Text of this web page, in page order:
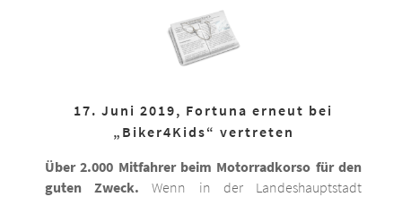
17. Juni 2019, Fortuna erneut bei
„Biker4Kids“ vertreten
Über 2.000 Mitfahrer beim Motorradkorso für den
guten Zweck. Wenn in der Landeshauptstadt